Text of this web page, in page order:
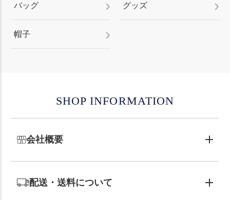
バッグ グッズ
帽子
SHOP INFORMATION
会社概要
配送・送料について